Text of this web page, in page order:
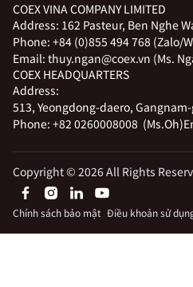
COEX VINA COMPANY LIMITED
Address: 162 Pasteur, Ben Nghe
Phone: +84 (0)855 494 768 (Zalo/
Email: thuy.ngan@coex.vn (Ms.
COEX HEADQUARTERS
Address:
513, Yeongdong-daero,
Phone: +82 0260008008 (Ms.Oh)
Copyright © 2026 All Rights
Chính sách bảo mật Điều khoản sử